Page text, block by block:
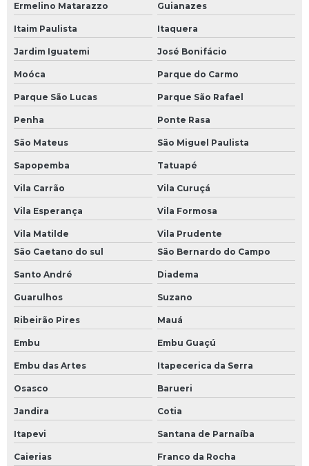
Ermelino Matarazzo Guianazes
Itaim Paulista Itaquera
Jardim Iguatemi José Bonifácio
Moóca Parque do Carmo
Parque São Lucas Parque São Rafael
Penha Ponte Rasa
São Mateus São Miguel Paulista
Sapopemba Tatuapé
Vila Carrão Vila Curuçá
Vila Esperança Vila Formosa
Vila Matilde
Vila Prudente
São Caetano do sul
São Bernardo do Campo
Santo André Diadema
Guarulhos Suzano
Ribeirão Pires Mauá
Embu Embu Guaçú
Embu das Artes Itapecerica da Serra
Osasco Barueri
Jandira Cotia
Itapevi Santana de Parnaíba
Caierias Franco da Rocha